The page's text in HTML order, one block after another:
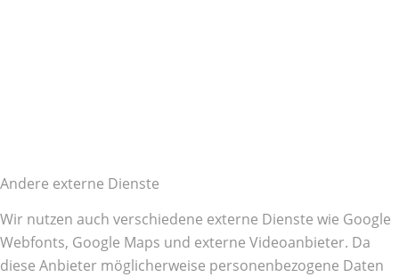
Andere externe Dienste
Wir nutzen auch verschiedene externe Dienste wie Google
Webfonts, Google Maps und externe Videoanbieter. Da
diese Anbieter möglicherweise personenbezogene Daten